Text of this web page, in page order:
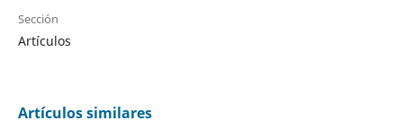
Sección
Artículos
Artículos similares